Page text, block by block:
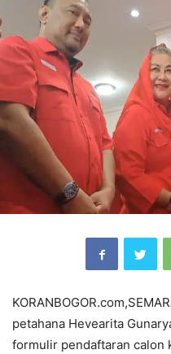
petahana Hevearita
formulir pendaftaran calon